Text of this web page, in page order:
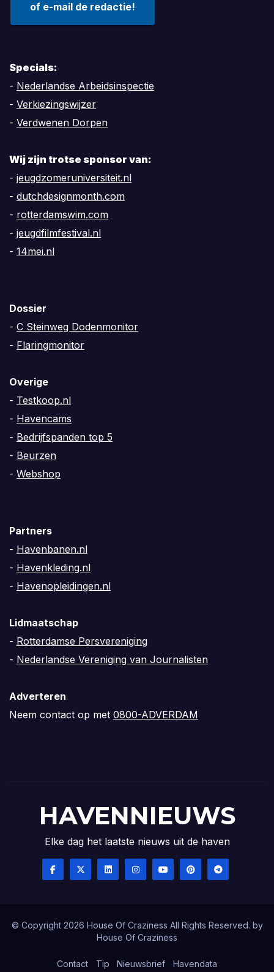
of e-mail de redactie!
Specials:
- Nederlandse Arbeidsinspectie
- Verkiezingswijzer
- Verdwenen Dorpen
Wij zijn trotse sponsor van:
- jeugdzomeruniversiteit.nl
- dutchdesignmonth.com
- rotterdamswim.com
- jeugdfilmfestival.nl
- 14mei.nl
Dossier
- C Steinweg Dodenmonitor
- Flaringmonitor
Overige
- Testkoop.nl
- Havencams
- Bedrijfspanden top 5
- Beurzen
- Webshop
Partners
- Havenbanen.nl
- Havenkleding.nl
- Havenopleidingen.nl
Lidmaatschap
- Rotterdamse Persvereniging
- Nederlandse Vereniging van Journalisten
Adverteren
Neem contact op met 0800-ADVERDAM
HAVENNIEUWS
Elke dag het laatste nieuws uit de haven
© Copyright 2026 House Of Craziness All Rights Reserved. by
House Of Craziness
Contact Tip Nieuwsbrief Havendata